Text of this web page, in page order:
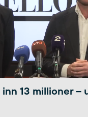
13 millioner –